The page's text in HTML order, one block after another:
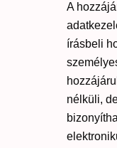
A
írásbeli
nélküli,